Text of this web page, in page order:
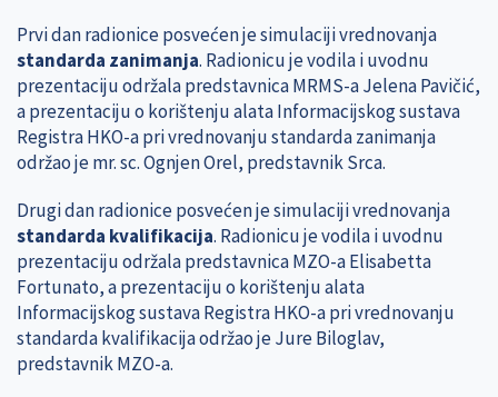
Prvi dan radionice posvećen je simulaciji vrednovanja
standarda zanimanja. Radionicu je vodila i uvodnu
prezentaciju održala predstavnica MRMS-a Jelena Pavičić,
a prezentaciju o korištenju alata Informacijskog sustava
Registra HKO-a pri vrednovanju standarda zanimanja
održao je mr. sc. Ognjen Orel, predstavnik Srca.
Drugi dan radionice posvećen je simulaciji vrednovanja
standarda kvalifikacija. Radionicu je vodila i uvodnu
prezentaciju održala predstavnica MZO-a Elisabetta
Fortunato, a prezentaciju o korištenju alata
Informacijskog sustava Registra HKO-a pri vrednovanju
standarda kvalifikacija održao je Jure Biloglav,
predstavnik MZO-a.